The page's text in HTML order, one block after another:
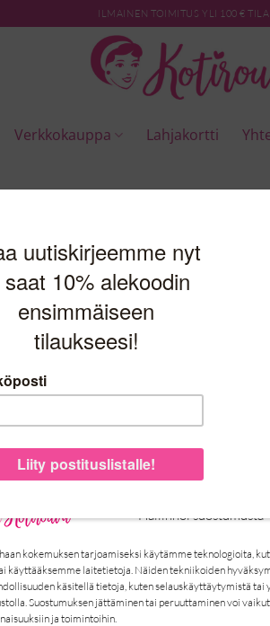
Hallinnoi suostumusta
kokemuksen tarjoamiseksi käytämme teknologioita,
käyttääksemme laitetietoja. Näiden tekniikoiden
käsitellä tietoja, kuten selauskäyttäytymistä tai
Suostumuksen jättäminen tai peruuttaminen voi
ja toimintoihin.
ILMAINEN TOIMITUS YLI 100 €
Verkkokauppa Lahjakortti
vyö – hopea
25,00
OSTOSKORIIN
25,00 €
LISÄÄ